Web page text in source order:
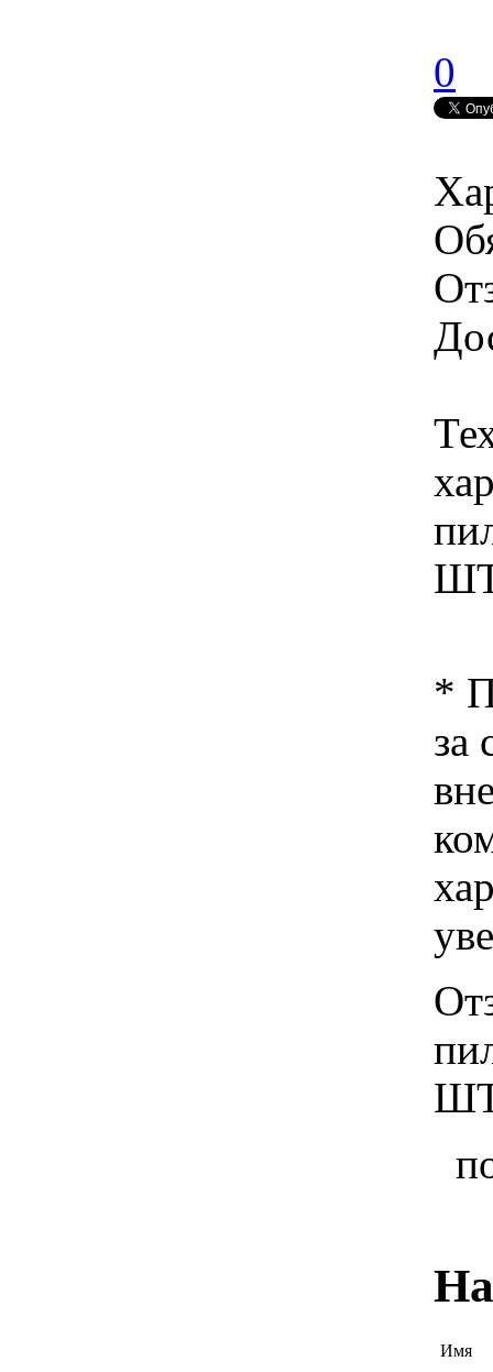
0
*
за
Имя